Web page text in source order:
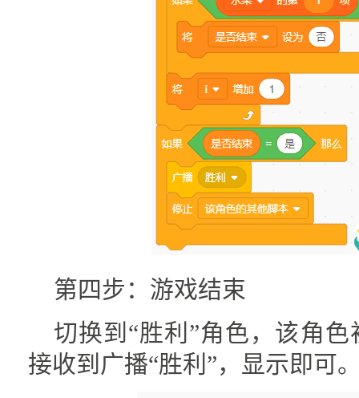
第四步：游戏结束
切换到“胜利”角色，该角
接收到广播“胜利”，显示即可